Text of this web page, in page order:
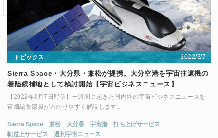
トピックス 2022/3/7
Sierra Space・大分県・兼松が提携。大分空港を宇宙往還機の
着陸候補地として検討開始【宇宙ビジネスニュース】
【2022年3月7日配信】一週間に起きた国内外の宇宙ビジネスニュースを
宙畑編集部員がわかりやすく解説します。
Sierra Space 兼松 大分県 宇宙港
打ち上げサービス
軌道上サービス
週刊宇宙ニュース